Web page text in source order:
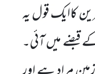
کاایک قول یہ
قبضے میں آئی۔